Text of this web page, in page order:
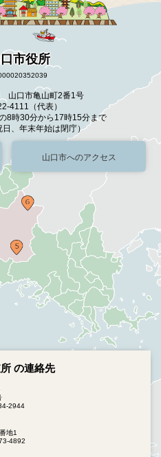
市役所
山口市亀山町2番1号
4111（代表）
8時30分から17時15分まで
、年末年始は閉庁）
山口市へのアクセス
の連絡先
2944
地1
4892